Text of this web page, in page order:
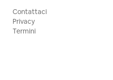
Contattaci
Privacy
Termini